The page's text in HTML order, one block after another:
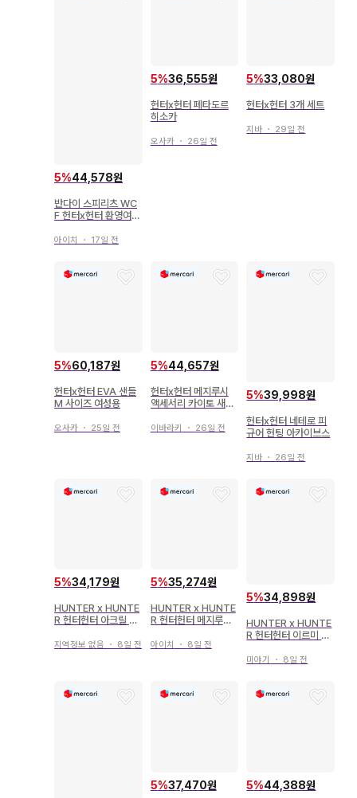
5%44,578원
반다이 스피리츠 WC
F 헌터x헌터 환영여단
아이치 ・ 17일 전
5%36,555원
헌터x헌터 페타도르
히소카
오사카・ 26일 전
5%33,080원
헌터x헌터 3개 세트
지바 ・ 29일 전
5%60,187원
헌터x헌터 EVA 샌들
M 사이즈 여성용
오사카 ・ 25일 전
5%44,657원
헌터x헌터 메지루시
액세서리 카이토 새상
이바라키 ・ 26일 전
5%39,998원
헌터x헌터 네테로 피
규어 헌팅 아카이브스
지바 ・ 26일 전
5%34,179원
HUNTER x HUNTE
R 헌터헌터 아크릴 블
지역정보 없음 ・ 8일 전
5%35,274원
HUNTER x HUNTE
R 헌터헌터 메지루시
아이치 ・ 8일 전
5%34,898원
HUNTER x HUNTE
R 헌터헌터 이르미 아
미야기 ・ 8일 전
5%37,470원 5%44,388원